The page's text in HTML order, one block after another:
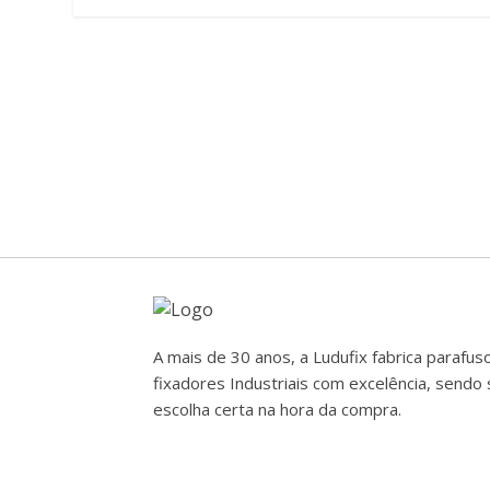
A mais de 30 anos, a Ludufix fabrica
fixadores Industriais com excelência, sendo
escolha certa na hora da compra.